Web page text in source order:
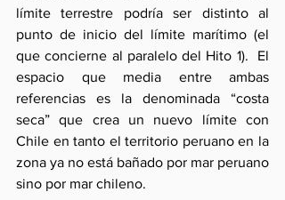
límite terrestre podría ser distinto al
punto de inicio del límite marítimo (el
que concierne al paralelo del Hito 1).  El
espacio que media entre ambas
referencias es la denominada “costa
seca” que crea un nuevo límite con
Chile en tanto el territorio peruano en la
zona ya no está bañado por mar peruano
sino por mar chileno.